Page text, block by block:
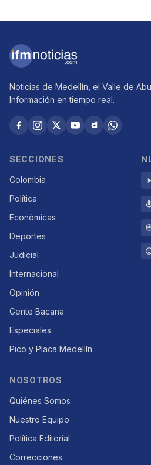
Noticias de Medellín, el Valle de
Información en tiempo real.
SECCIONES
Colombia
Política
Económicas
Deportes
Judicial
Internacional
Opinión
Gente Bacana
Especiales
Pico y Placa Medellín
NOSOTROS
Quiénes Somos
Nuestro Equipo
Política Editorial
Correcciones